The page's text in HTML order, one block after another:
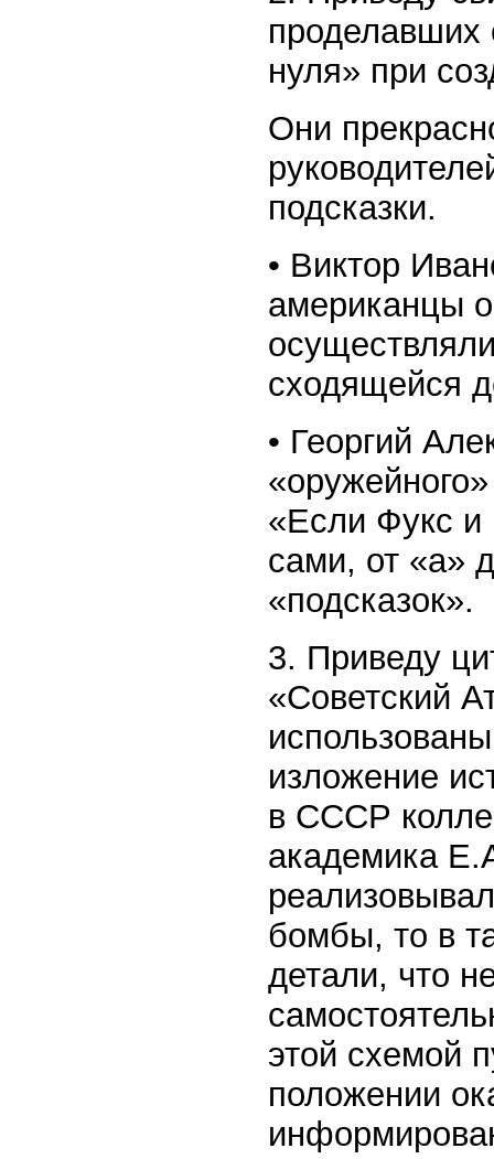
проделавших
нуля» при
Они
подсказки.
• Виктор
американцы
сходящейся
• Георгий
«Если Фукс и
сами, от «а»
«подсказок».
3. Приведу
«Советский
изложение
в СССР
академика
бомбы, то в
детали, что
этой схемой
положении